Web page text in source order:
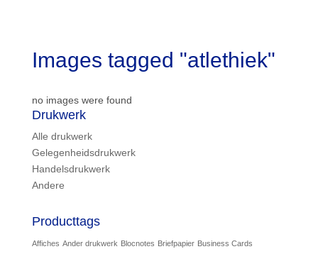
Images tagged "atlethiek"
no images were found
Drukwerk
Alle drukwerk
Gelegenheidsdrukwerk
Handelsdrukwerk
Andere
Producttags
Affiches Ander drukwerk Blocnotes Briefpapier Business Cards